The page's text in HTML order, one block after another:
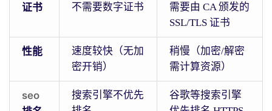
证书 不需要数字证书
需要由 CA 颁发的
SSL/TLS 证书
性能
速度较快（无加
密开销）
稍慢（加密/解密
需计算资源）
seo
搜索引擎不优先
谷歌等搜索引擎